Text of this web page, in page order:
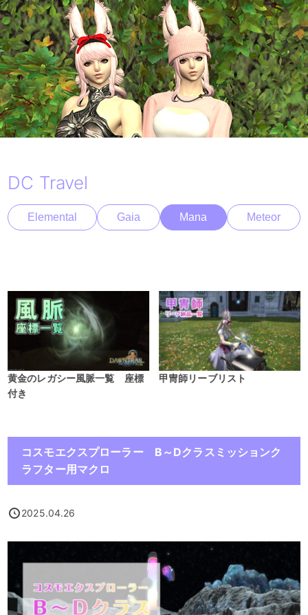
DC Travel
Elemental Gaia Mana Meteor
黄金のレガシー風脈一覧 座標
付き
甲冑師リーブリスト
コスモエクスプローラー B～Dクラスミッションク
ラフター用マクロ
2025.04.26